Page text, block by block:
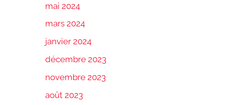
mai 2024
mars 2024
janvier 2024
décembre 2023
novembre 2023
août 2023